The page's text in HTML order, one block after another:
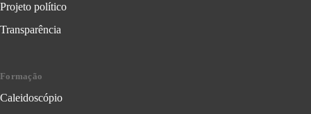
Projeto político
Transparência
Formação
Caleidoscópio